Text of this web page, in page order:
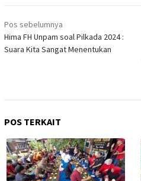
Navigasi
pos
Pos sebelumnya
Hima FH Unpam soal Pilkada 2024 :
Suara Kita Sangat Menentukan
POS TERKAIT